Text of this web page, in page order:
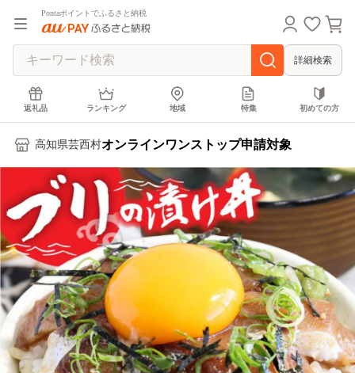
Pontaポイントでふるさと納税
詳細検索
返礼品 ランキング 地域 特集 初めての方
高知県芸西村オンラインワンストップ申請対象